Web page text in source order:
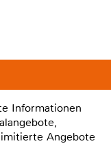
Informationen
Angebote